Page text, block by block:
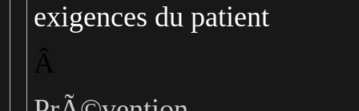
exigences du patient
Â